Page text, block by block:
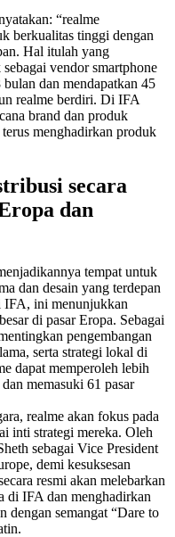
“realme
berkualitas tinggi dengan
Hal itulah yang
vendor smartphone
dan mendapatkan 45
realme berdiri. Di IFA
brand dan produk
menghadirkan produk
secara
dan
tempat untuk
dan desain yang terdepan
IFA, ini menunjukkan
di pasar Eropa. Sebagai
pengembangan
serta strategi lokal di
dapat memperoleh lebih
memasuki 61 pasar
realme akan fokus pada
inti strategi mereka. Oleh
sebagai Vice President
demi kesuksesan
resmi akan melebarkan
di IFA dan menghadirkan
dengan semangat “Dare to